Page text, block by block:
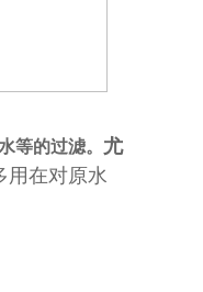
等的过滤。 尤
用在对原水